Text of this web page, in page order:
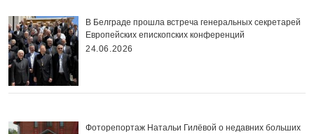
В Белграде прошла встреча генеральных секретарей
Европейских епископских конференций
24.06.2026
Фоторепортаж Натальи Гилёвой о недавних больших